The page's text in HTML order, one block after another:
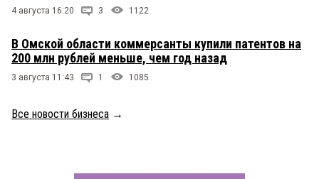
4 августа 16:20 3 1122
В Омской области коммерсанты купили патентов на
200 млн рублей меньше, чем год назад
3 августа 11:43 1 1085
Все новости бизнеса →